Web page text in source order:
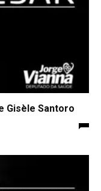
Gisèle Santoro